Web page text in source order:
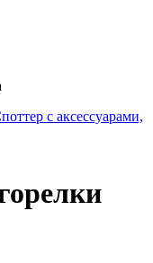
с аксессуарами,